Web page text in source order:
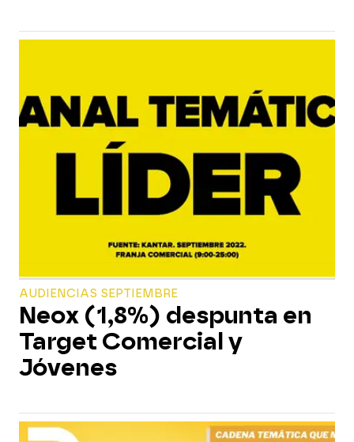
AUDIENCIAS SEPTIEMBRE
Neox (1,8%) despunta en
Target Comercial y
Jóvenes